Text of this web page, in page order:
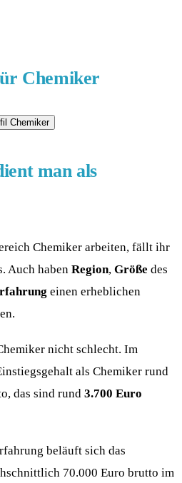
Chemiker
man als
Chemiker arbeiten, fällt ihr
Auch haben Region, Größe des
einen erheblichen
nicht schlecht. Im
als Chemiker rund
das sind rund 3.700 Euro
beläuft sich das
70.000 Euro brutto im